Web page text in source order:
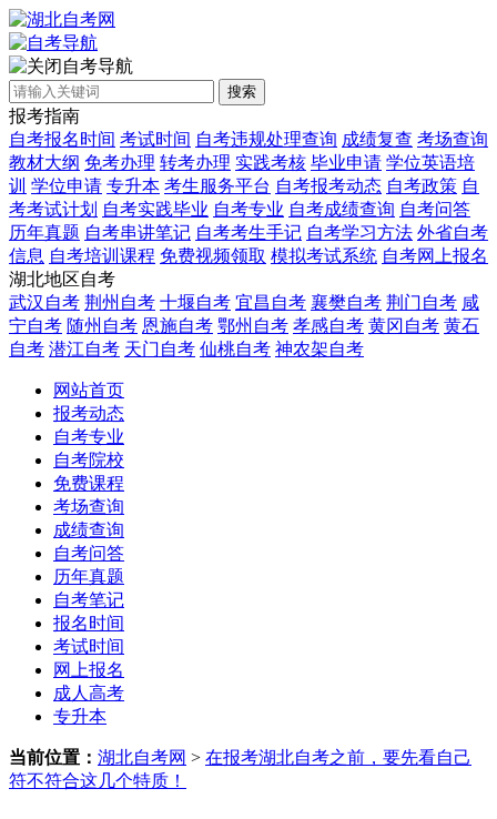
自考导航
搜索
报考指南
自考报名时间 考试时间 自考违规处理查询 成绩复查 考场查询
教材大纲 免考办理 转考办理 实践考核 毕业申请 学位英语培
训 学位申请 专升本 考生服务平台 自考报考动态 自考政策 自
考考试计划 自考实践毕业 自考专业 自考成绩查询 自考问答
历年真题 自考串讲笔记 自考考生手记 自考学习方法 外省自考
信息 自考培训课程 免费视频领取 模拟考试系统 自考网上报名
湖北地区自考
武汉自考 荆州自考 十堰自考 宜昌自考 襄樊自考 荆门自考 咸
宁自考 随州自考 恩施自考 鄂州自考 孝感自考 黄冈自考 黄石
自考 潜江自考 天门自考 仙桃自考 神农架自考
网站首页
报考动态
自考专业
自考院校
免费课程
考场查询
成绩查询
自考问答
历年真题
自考笔记
报名时间
考试时间
网上报名
成人高考
专升本
当前位置： 湖北自考网 > 在报考湖北自考之前，要先看自己
符不符合这几个特质！